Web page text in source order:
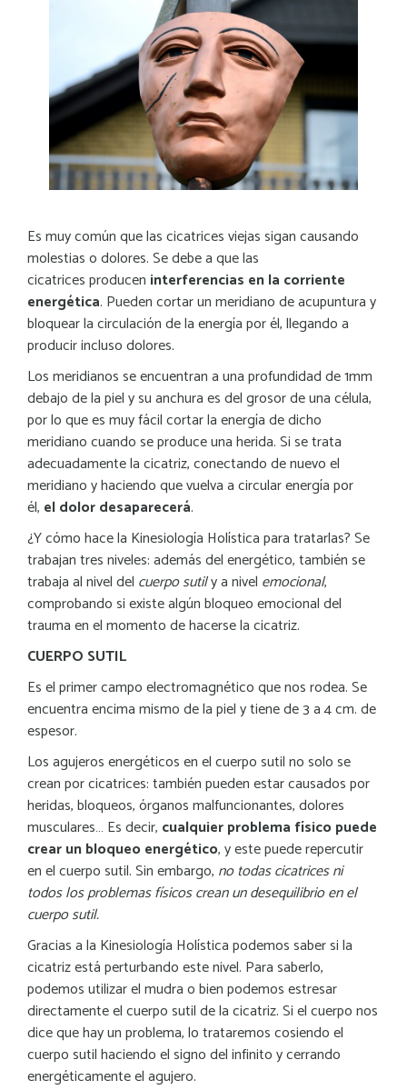
Es muy común que las cicatrices viejas sigan causando
molestias o dolores. Se debe a que las
cicatrices producen interferencias en la corriente
energética. Pueden cortar un meridiano de acupuntura y
bloquear la circulación de la energía por él, llegando a
producir incluso dolores.
Los meridianos se encuentran a una profundidad de 1mm
debajo de la piel y su anchura es del grosor de una célula,
por lo que es muy fácil cortar la energía de dicho
meridiano cuando se produce una herida. Si se trata
adecuadamente la cicatriz, conectando de nuevo el
meridiano y haciendo que vuelva a circular energía por
él, el dolor desaparecerá.
¿Y cómo hace la Kinesiología Holística para tratarlas? Se
trabajan tres niveles: además del energético, también se
trabaja al nivel del cuerpo sutily a nivel emocional,
comprobando si existe algún bloqueo emocional del
trauma en el momento de hacerse la cicatriz.
CUERPO SUTIL
Es el primer campo electromagnético que nos rodea. Se
encuentra encima mismo de la piel y tiene de 3 a 4 cm. de
espesor.
Los agujeros energéticos en el cuerpo sutil no solo se
crean por cicatrices: también pueden estar causados por
heridas, bloqueos, órganos malfuncionantes, dolores
musculares… Es decir, cualquier problema físico puede
crear un bloqueo energético, y este puede repercutir
en el cuerpo sutil. Sin embargo, no todas cicatrices ni
todos los problemas físicos crean un desequilibrio en el
cuerpo sutil.
Gracias a la Kinesiología Holística podemos saber si la
cicatriz está perturbando este nivel. Para saberlo,
podemos utilizar el mudra o bien podemos estresar
directamente el cuerpo sutil de la cicatriz. Si el cuerpo nos
dice que hay un problema, lo trataremos cosiendo el
cuerpo sutil haciendo el signo del infinito y cerrando
energéticamente el agujero.